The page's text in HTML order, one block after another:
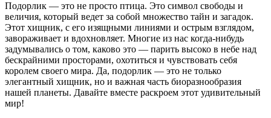
Подорлик — это не просто птица. Это символ свободы и
величия, который ведет за собой множество тайн и загадок.
Этот хищник, с его изящными линиями и острым взглядом,
завораживает и вдохновляет. Многие из нас когда-нибудь
задумывались о том, каково это — парить высоко в небе над
бескрайними просторами, охотиться и чувствовать себя
королем своего мира. Да, подорлик — это не только
элегантный хищник, но и важная часть биоразнообразия
нашей планеты. Давайте вместе раскроем этот удивительный
мир!